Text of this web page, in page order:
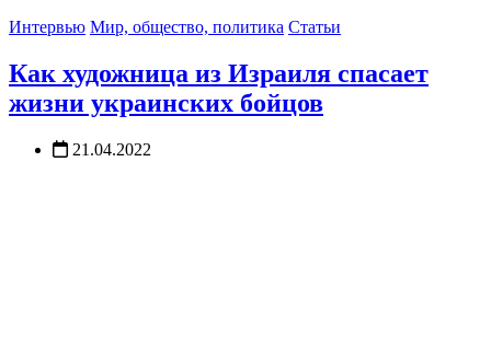
Интервью Мир, общество, политика Статьи
Как художница из Израиля спасает
жизни украинских бойцов
21.04.2022